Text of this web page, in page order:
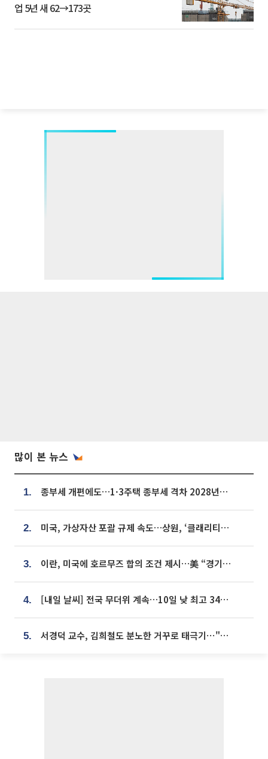
업 5년 새 62→173곳
많이 본 뉴스
1. 종부세 개편에도…1·3주택 종부세 격차 2028년부터 확대
2. 미국, 가상자산 포괄 규제 속도…상원, ‘클래리티법’ 9월 절차투표 추진
3. 이란, 미국에 호르무즈 합의 조건 제시…美 “경기 아직 안 끝나” [종합]
4. [내일 날씨] 전국 무더위 계속…10일 낮 최고 34도 육박
5. 서경덕 교수, 김희철도 분노한 거꾸로 태극기⋯"엉터리는 아냐, 아쉬울 뿐"